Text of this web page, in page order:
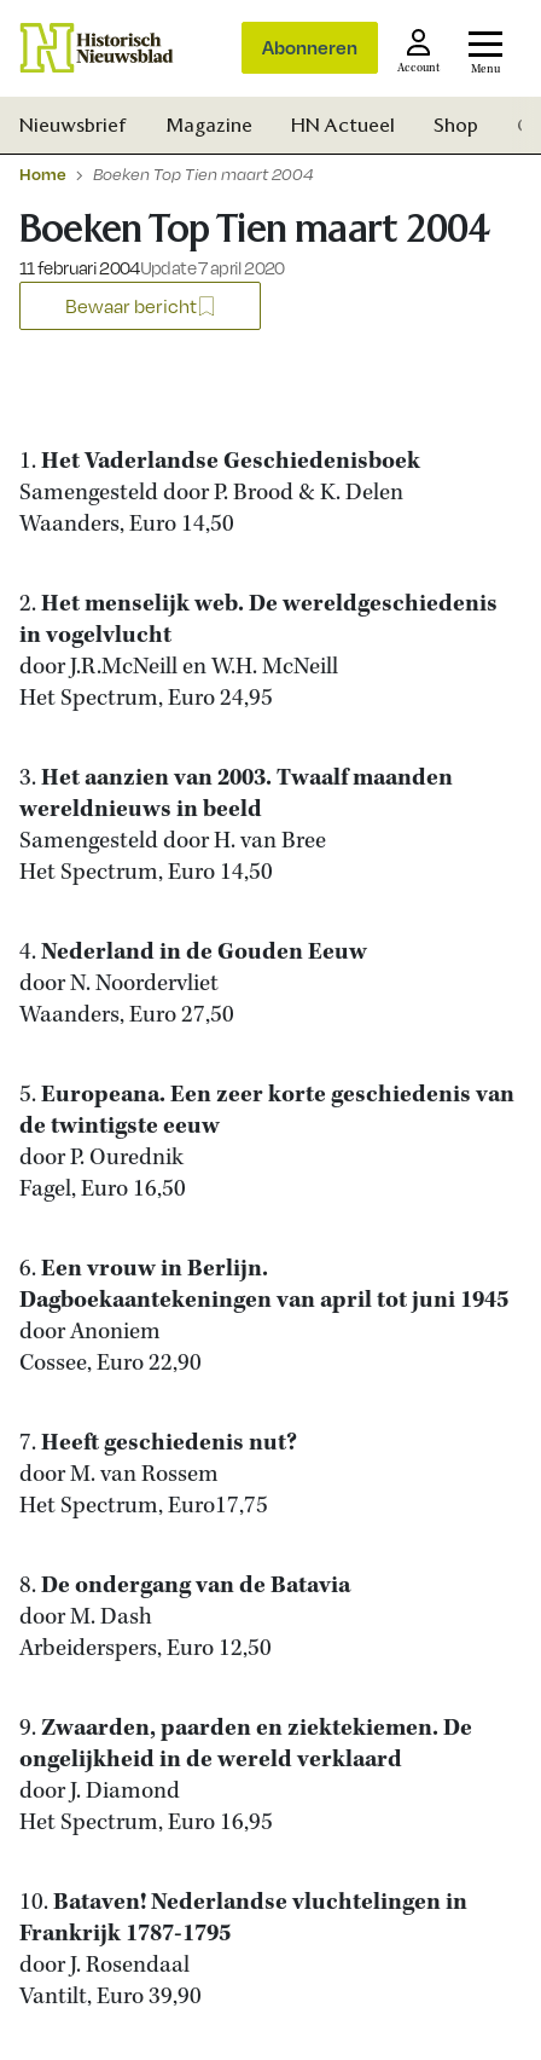
Abonneren
Account Menu
Nieuwsbrief Magazine HN Actueel Shop
Home Boeken Top Tien maart 2004
Boeken Top Tien maart 2004
Gepubliceerd op:
11 februari 2004Update 7 april 2020
Bewaar bericht
1.Het Vaderlandse Geschiedenisboek
Samengesteld door P. Brood & K. Delen
Waanders, Euro 14,50
2.Het menselijk web. De wereldgeschiedenis
in vogelvlucht
door J.R.McNeill en W.H. McNeill
Het Spectrum, Euro 24,95
3.Het aanzien van 2003. Twaalf maanden
wereldnieuws in beeld
Samengesteld door H. van Bree
Het Spectrum, Euro 14,50
4.Nederland in de Gouden Eeuw
door N. Noordervliet
Waanders, Euro 27,50
5.Europeana. Een zeer korte geschiedenis van
de twintigste eeuw
door P. Ourednik
Fagel, Euro 16,50
6.Een vrouw in Berlijn.
Dagboekaantekeningen van april tot juni 1945
door Anoniem
Cossee, Euro 22,90
7.Heeft geschiedenis nut?
door M. van Rossem
Het Spectrum, Euro17,75
8.De ondergang van de Batavia
door M. Dash
Arbeiderspers, Euro 12,50
9.Zwaarden, paarden en ziektekiemen. De
ongelijkheid in de wereld verklaard
door J. Diamond
Het Spectrum, Euro 16,95
10.Bataven! Nederlandse vluchtelingen in
Frankrijk 1787-1795
door J. Rosendaal
Vantilt, Euro 39,90